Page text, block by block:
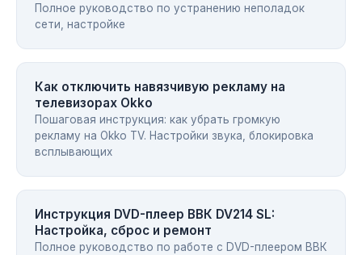
Полное руководство по устранению неполадок
сети, настройке
Как отключить навязчивую рекламу на
телевизорах Okko
Пошаговая инструкция: как убрать громкую
рекламу на Okko TV. Настройки звука, блокировка
всплывающих
Инструкция DVD-плеер ВВК DV214 SL:
Настройка, сброс и ремонт
Полное руководство по работе с DVD-плеером ВВК